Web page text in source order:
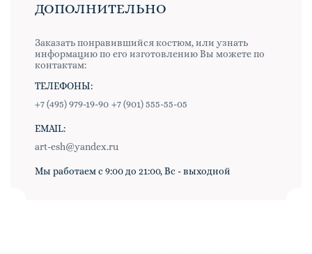
ДОПОЛНИТЕЛЬНО
Заказать понравившийся костюм, или узнать
информацию по его изготовлению Вы можете по
контактам:
ТЕЛЕФОНЫ:
+7 (495) 979-19-90 +7 (901) 555-55-05
EMAIL:
art-esh@yandex.ru
Мы работаем с 9:00 до 21:00, Вс - выходной